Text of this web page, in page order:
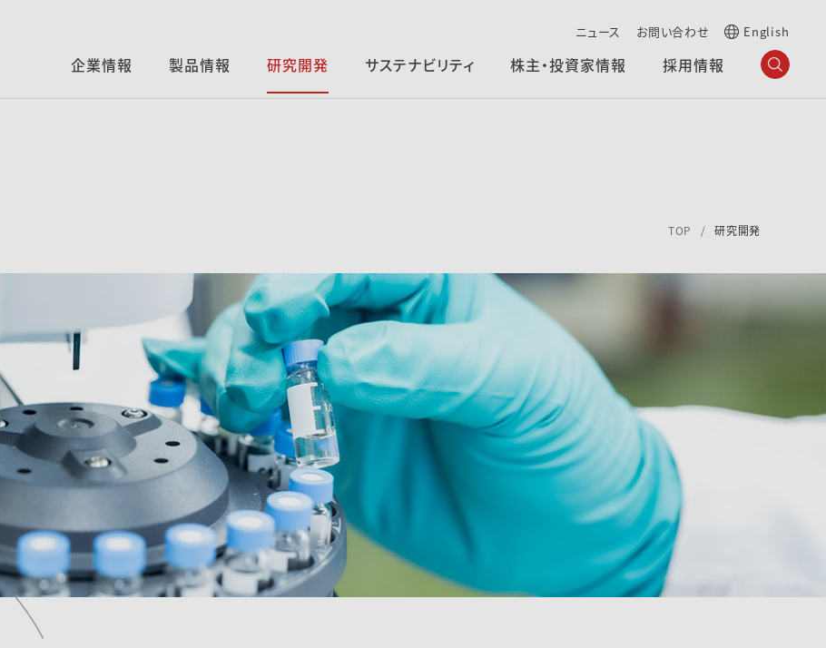
ニュース お問い合わせ English
企業情報 製品情報 研究開発 サステナビリティ 株主・投資家情報 採用情報
TOP 研究開発